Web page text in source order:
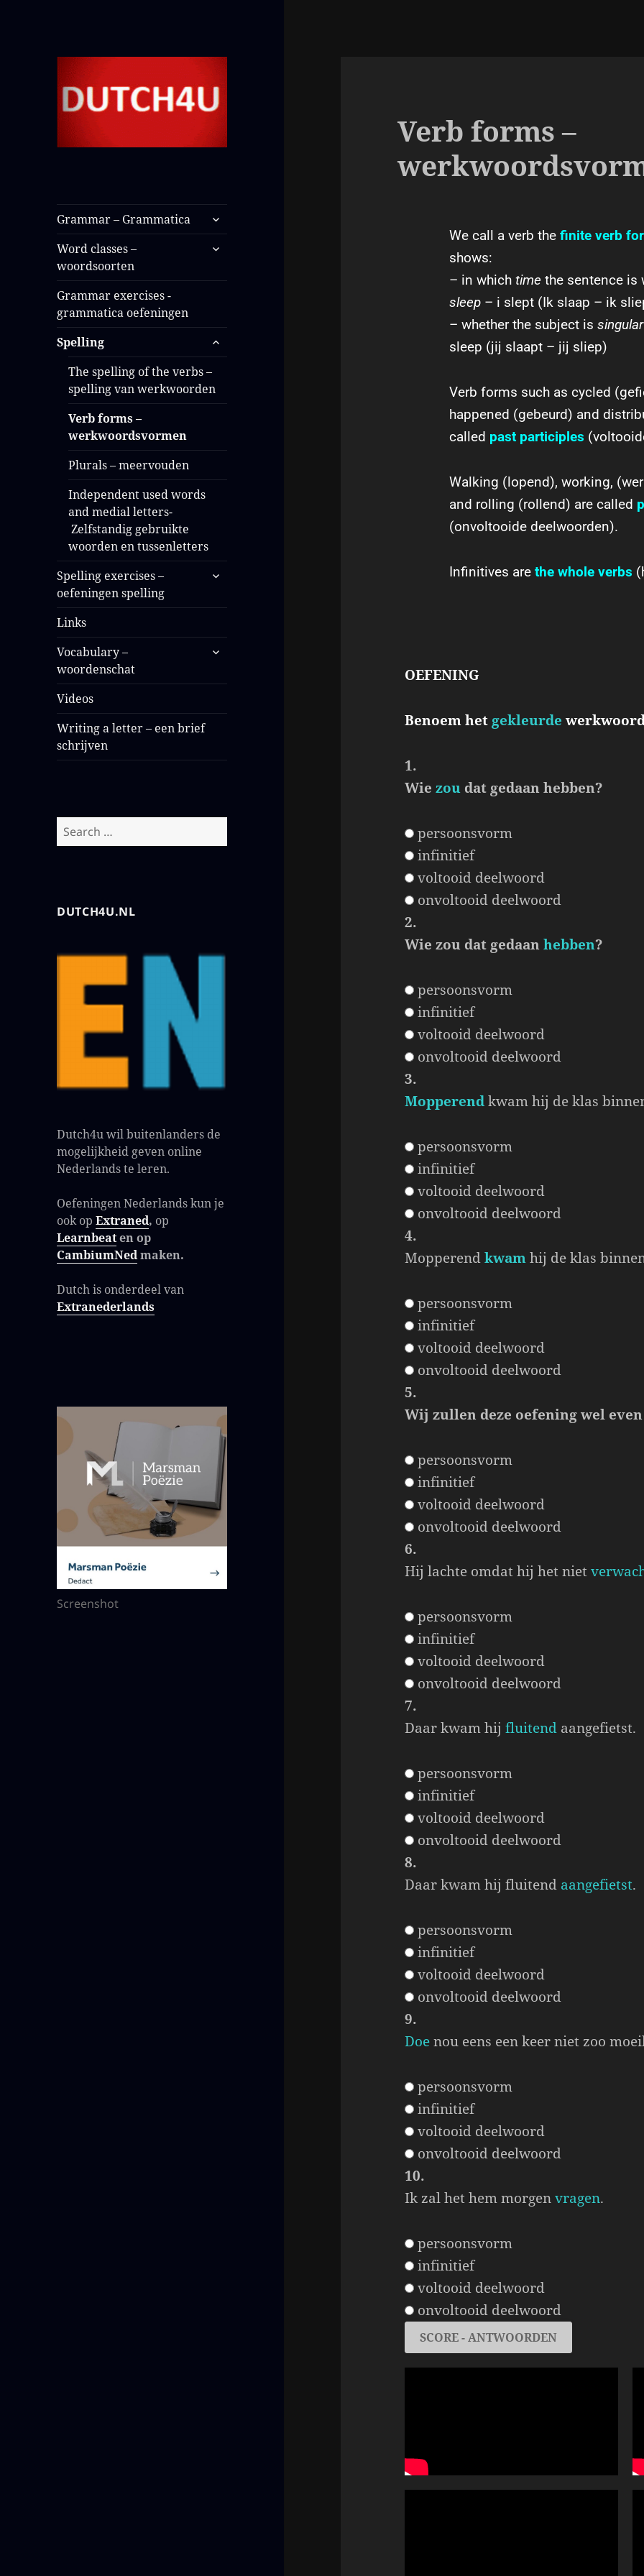
Grammar – Grammatica
Word classes –
woordsoorten
Grammar exercises -
grammatica oefeningen
Spelling
The spelling of the verbs –
spelling van werkwoorden
Verb forms –
werkwoordsvormen
Plurals – meervouden
Independent used words
and medial letters-
Zelfstandig gebruikte
woorden en tussenletters
Spelling exercises –
oefeningen spelling
Links
Vocabulary –
woordenschat
Videos
Writing a letter – een brief
schrijven
DUTCH4U.NL
Dutch4u wil buitenlanders de
mogelijkheid geven online
Nederlands te leren.
Oefeningen Nederlands kun je
ook opExtraned, op
Learnbeaten op
CambiumNedmaken.
Dutch is onderdeel van
Extranederlands
Screenshot
Verb forms –
We call a verb the finite verb
shows:
– in which time the sentence is
sleep – i slept (Ik slaap – ik
– whether the subject is singular
sleep (jij slaapt – jij sliep)
Verb forms such as cycled
happened (gebeurd) and
called past participles
Walking (lopend), working,
and rolling (rollend) are called
(onvoltooide deelwoorden).
Infinitives are the whole verbs
OEFENING
Benoem hetgekleurde
1.
Wiezou dat gedaan hebben?
persoonsvorm
infinitief
voltooid deelwoord
onvoltooid deelwoord
2.
Wie zou dat gedaanhebben?
persoonsvorm
infinitief
voltooid deelwoord
onvoltooid deelwoord
3.
Mopperendkwam hij de klas
persoonsvorm
infinitief
voltooid deelwoord
onvoltooid deelwoord
4.
Mopperendkwam hij de klas
persoonsvorm
infinitief
voltooid deelwoord
onvoltooid deelwoord
5.
Wij zullen deze oefening wel
persoonsvorm
infinitief
voltooid deelwoord
onvoltooid deelwoord
6.
Hij lachte omdat hij het niet
persoonsvorm
infinitief
voltooid deelwoord
onvoltooid deelwoord
7.
Daar kwam hijfluitend aangefietst.
persoonsvorm
infinitief
voltooid deelwoord
onvoltooid deelwoord
8.
Daar kwam hij fluitend aangefietst.
persoonsvorm
infinitief
voltooid deelwoord
onvoltooid deelwoord
9.
Doenou eens een keer niet zoo
persoonsvorm
infinitief
voltooid deelwoord
onvoltooid deelwoord
10.
Ik zal het hem morgenvragen.
persoonsvorm
infinitief
voltooid deelwoord
onvoltooid deelwoord